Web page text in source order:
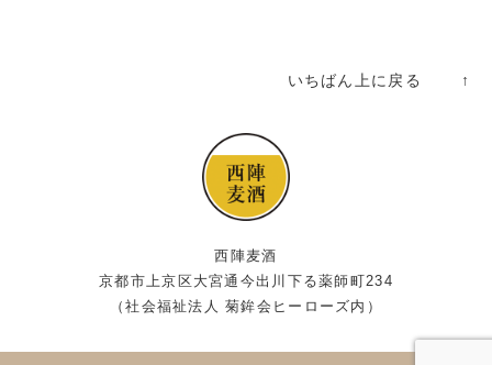
いちばん上に戻る ↑
西陣麦酒
京都市上京区大宮通今出川下る薬師町234
（社会福祉法人 菊鉾会ヒーローズ内）